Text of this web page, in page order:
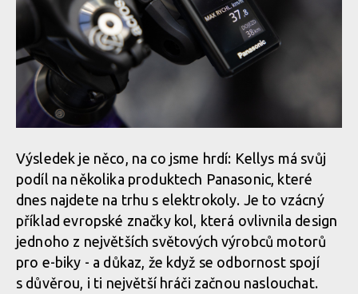
Výsledek je něco, na co jsme hrdí: Kellys má svůj
podíl na několika produktech Panasonic, které
dnes najdete na trhu s elektrokoly. Je to vzácný
příklad evropské značky kol, která ovlivnila design
jednoho z největších světových výrobců motorů
pro e-biky - a důkaz, že když se odbornost spojí
s důvěrou, i ti největší hráči začnou naslouchat.